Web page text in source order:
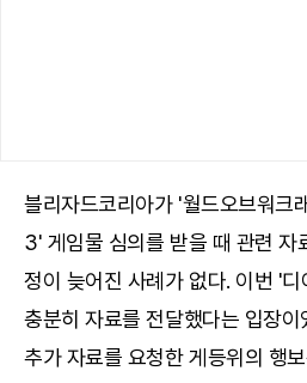
블리자드코리아가 '월드오브워크
3' 게임물 심의를 받을 때 관련 자
정이 늦어진 사례가 없다. 이번 '
충분히 자료를 전달했다는 입장이
추가 자료를 요청한 게등위의 행